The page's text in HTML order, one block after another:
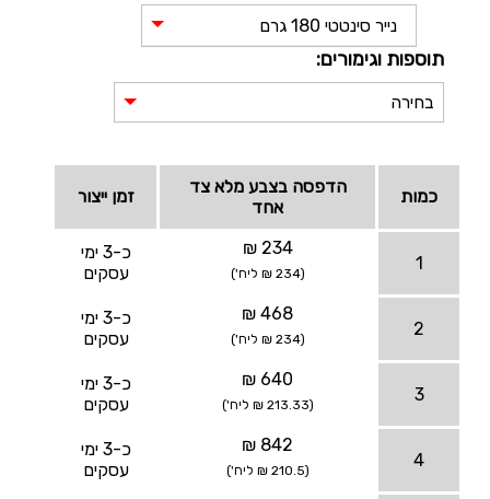
נייר סינטטי 180 גרם
תוספות וגימורים:
בחירה
כמות
הדפסה בצבע מלא צד
אחד
זמן ייצור
1
234 ₪
(234 ₪ ליח')
כ-3 ימי
עסקים
2
468 ₪
(234 ₪ ליח')
כ-3 ימי
עסקים
3
640 ₪
(213.33 ₪ ליח')
כ-3 ימי
עסקים
4
842 ₪
(210.5 ₪ ליח')
כ-3 ימי
עסקים